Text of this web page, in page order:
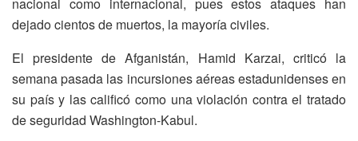
dejado cientos de muertos, la mayoría civiles.
El presidente de Afganistán, Hamid Karzai, criticó la
semana pasada las incursiones aéreas estadunidenses en
su país y las calificó como una violación contra el tratado
de seguridad Washington-Kabul.